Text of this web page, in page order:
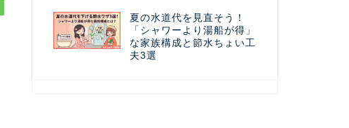
夏の水道代を見直そう！
「シャワーより湯船が得」
な家族構成と節水ちょい工
夫3選